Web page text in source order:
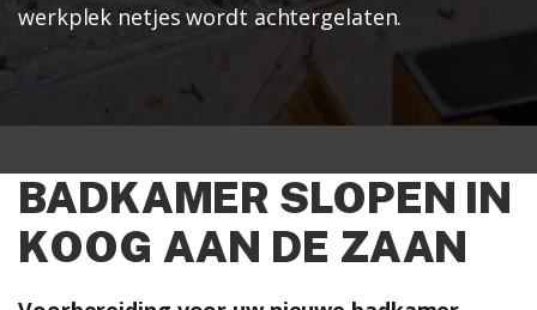
werkplek netjes wordt achtergelaten.
BADKAMER SLOPEN IN
KOOG AAN DE ZAAN